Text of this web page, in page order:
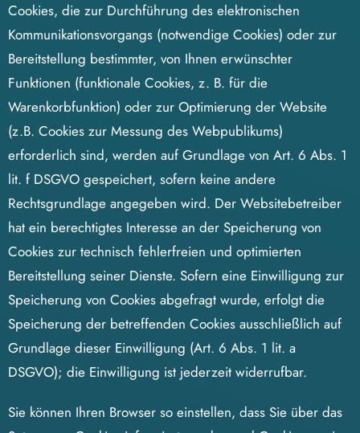
Cookies, die zur Durchführung des elektronischen
Kommunikationsvorgangs (notwendige Cookies) oder zur
Bereitstellung bestimmter, von Ihnen erwünschter
Funktionen (funktionale Cookies, z. B. für die
Warenkorbfunktion) oder zur Optimierung der Website
(z.B. Cookies zur Messung des Webpublikums)
erforderlich sind, werden auf Grundlage von Art. 6 Abs. 1
lit. f DSGVO gespeichert, sofern keine andere
Rechtsgrundlage angegeben wird. Der Websitebetreiber
hat ein berechtigtes Interesse an der Speicherung von
Cookies zur technisch fehlerfreien und optimierten
Bereitstellung seiner Dienste. Sofern eine Einwilligung zur
Speicherung von Cookies abgefragt wurde, erfolgt die
Speicherung der betreffenden Cookies ausschließlich auf
Grundlage dieser Einwilligung (Art. 6 Abs. 1 lit. a
DSGVO); die Einwilligung ist jederzeit widerrufbar.
Sie können Ihren Browser so einstellen, dass Sie über das